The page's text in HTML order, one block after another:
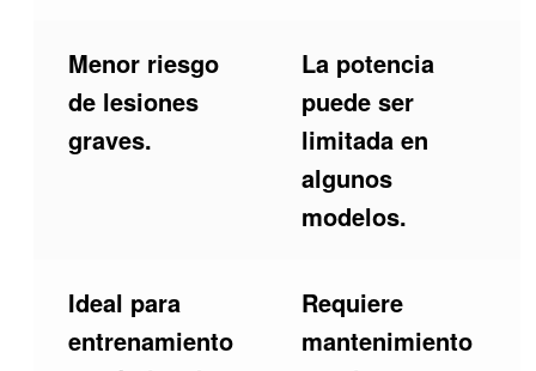
Menor riesgo
de lesiones
graves.
La potencia
puede ser
limitada en
algunos
modelos.
Ideal para
entrenamiento
Requiere
mantenimiento